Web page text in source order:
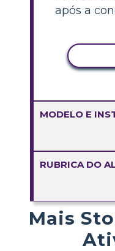
após a
MODELO E
RUBRICA DO
Mais